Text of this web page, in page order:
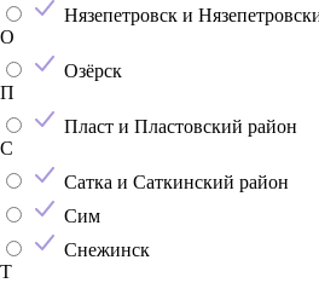
Нязепетровск и
О
Озёрск
П
Пласт и Пластовский район
С
Сатка и Саткинский район
Сим
Снежинск
Т